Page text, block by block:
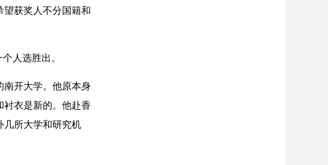
获奖人不分国籍和
人选胜出。
开大学。他原本身
衬衣是新的。他赴香
几所大学和研究机